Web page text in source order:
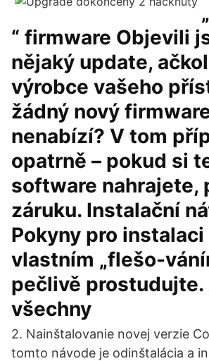
“ firmware Objevili
nějaký update,
výrobce vašeho
žádný nový
nenabízí? V tom
opatrně – pokud si
software nahrajete,
záruku. Instalační
Pokyny pro
vlastním „flešo-
pečlivě prostudujte.
všechny
2. Nainštalovanie novej verzie
tomto návode je odinštalácia a